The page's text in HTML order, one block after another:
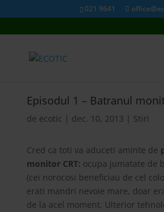
021 9641
Episodul 1 – Batranul
de ecotic | dec. 10, 2013 | Stiri
Cred ca toti va aduceti aminte de
monitor CRT: ocupa jumatate de
(cei norocosi beneficiau de cel
erati mandri nevoie mare, doar
de la acel moment. Ulterior